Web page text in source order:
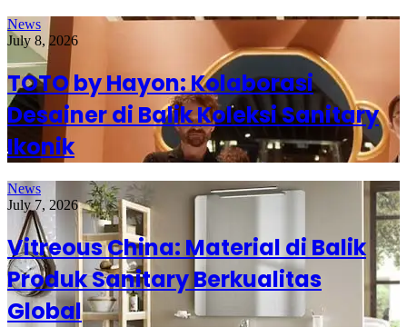
News
July 8, 2026
TOTO by Hayon: Kolaborasi
Desainer di Balik Koleksi Sanitary
Ikonik
News
July 7, 2026
Vitreous China: Material di Balik
Produk Sanitary Berkualitas
Global